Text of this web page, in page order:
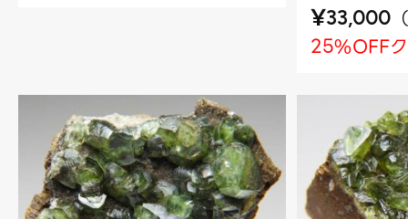
¥33,000 （
25%OFF